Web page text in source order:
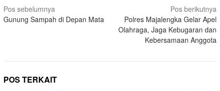
Navigasi
pos
Pos sebelumnya
Gunung Sampah di Depan Mata
Pos berikutnya
Polres Majalengka Gelar Apel
Olahraga, Jaga Kebugaran dan
Kebersamaan Anggota
POS TERKAIT